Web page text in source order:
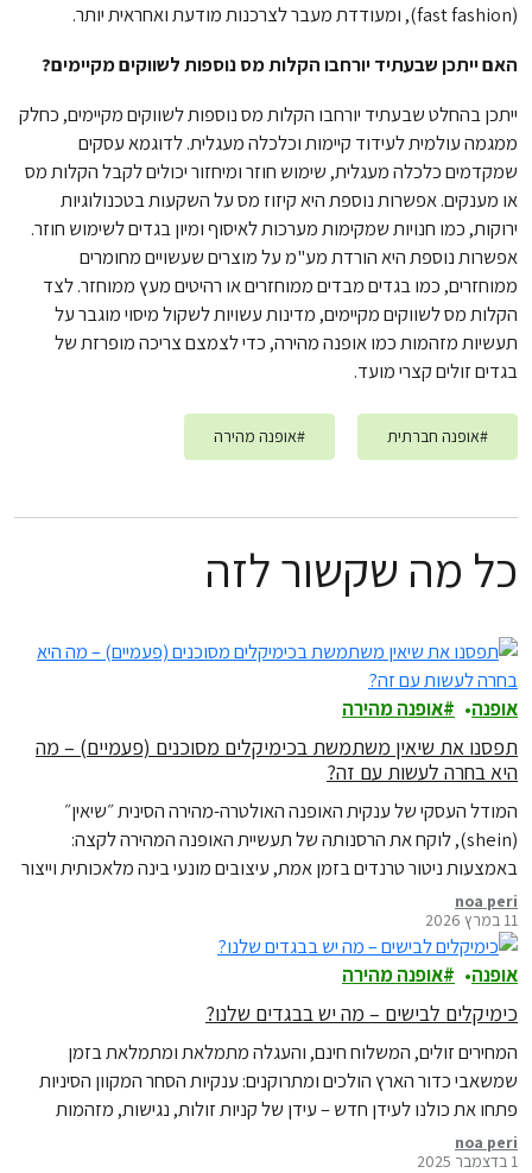
(fast fashion), ומעודדת מעבר לצרכנות מודעת ואחראית יותר.
האם ייתכן שבעתיד יורחבו הקלות מס נוספות לשווקים מקיימים?
ייתכן בהחלט שבעתיד יורחבו הקלות מס נוספות לשווקים מקיימים, כחלק
ממגמה עולמית לעידוד קיימות וכלכלה מעגלית.לדוגמא עסקים
שמקדמים כלכלה מעגלית, שימוש חוזר ומיחזור יכולים לקבל הקלות מס
או מענקים. אפשרות נוספת היא קיזוז מס על השקעות בטכנולוגיות
ירוקות, כמו חנויות שמקימות מערכות לאיסוף ומיון בגדים לשימוש חוזר.
אפשרות נוספת היא הורדת מע"מ על מוצרים שעשויים מחומרים
ממוחזרים, כמו בגדים מבדים ממוחזרים או רהיטים מעץ ממוחזר.לצד
הקלות מס לשווקים מקיימים, מדינות עשויות לשקול מיסוי מוגבר על
תעשיות מזהמות כמו אופנה מהירה, כדי לצמצם צריכה מופרזת של
בגדים זולים קצרי מועד.
#אופנה חברתית #אופנה מהירה
כל מה שקשור לזה
אופנה אופנה מהירה
תפסנו את שיאין משתמשת בכימיקלים מסוכנים (פעמיים) – מה
היא בחרה לעשות עם זה?
המודל העסקי של ענקית האופנה האולטרה-מהירה הסינית ״שיאין״
(shein), לוקח את הרסנותה של תעשיית האופנה המהירה לקצה:
באמצעות ניטור טרנדים בזמן אמת, עיצובים מונעי בינה מלאכותית וייצור
מהיר במיוחד, שיאין מציפה את השוק בפריטים כמעט חד-פעמיים,
במחירים זולים להחריד. עם זאת, תג המחיר הנמוך לכאורה מגיע עם מחיר
כבד – כזה המשלב כימיקלים מסוכנים בבגדים…
noa peri
11 במרץ 2026
אופנה אופנה מהירה
כימיקלים לבישים – מה יש בבגדים שלנו?
המחירים זולים, המשלוח חינם, והעגלה מתמלאת ומתמלאת בזמן
שמשאבי כדור הארץ הולכים ומתרוקנים: ענקיות הסחר המקוון הסיניות
פתחו את כולנו לעידן חדש – עידן של קניות זולות, נגישות, מזהמות
ורעילות.
noa peri
1 בדצמבר 2025